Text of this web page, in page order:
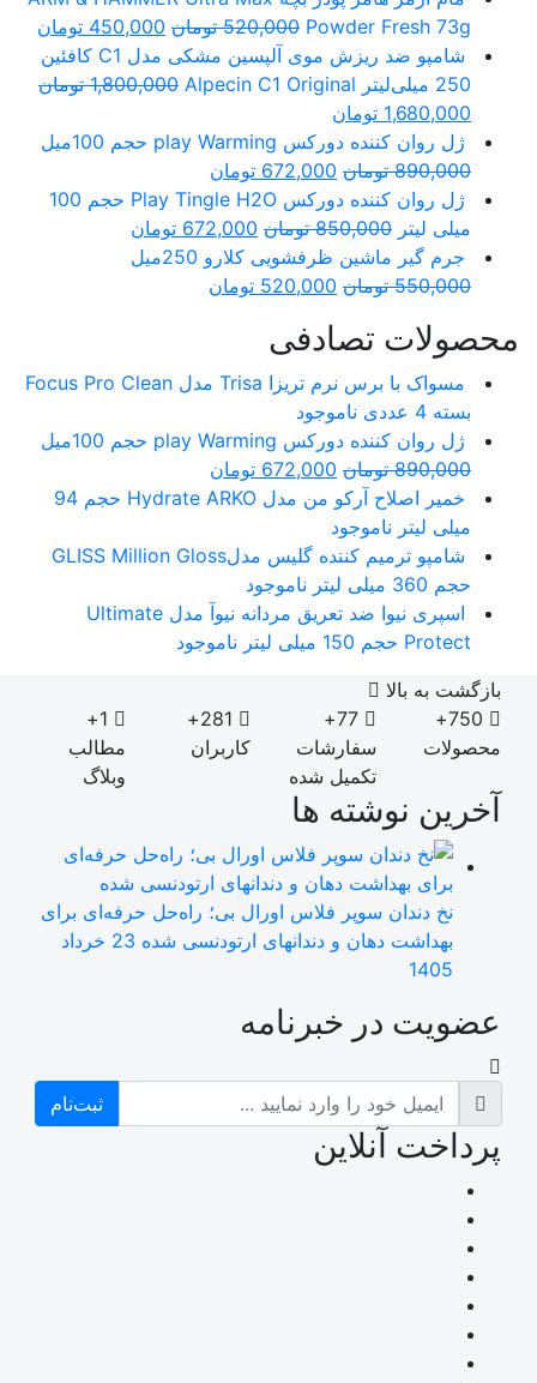
Powder Fresh 73g
520,000 تومان 450,000 تومان
شامپو ضد ریزش موی آلپسین مشکی مدل C1 کافئین
250 میلی‌لیتر Alpecin C1 Original
1,800,000 تومان
1,680,000 تومان
ژل روان کننده دورکس play Warming حجم 100میل
890,000 تومان 672,000 تومان
ژل روان کننده دورکس Play Tingle H2O حجم 100
میلی لیتر850,000 تومان 672,000 تومان
جرم گیر ماشین ظرفشویی کلارو 250میل
550,000 تومان 520,000 تومان
محصولات تصادفی
مسواک با برس نرم تریزا Trisa مدل Focus Pro Clean
بسته 4 عددی
ناموجود
ژل روان کننده دورکس play Warming حجم 100میل
890,000 تومان 672,000 تومان
خمیر اصلاح آرکو من مدل Hydrate ARKO حجم 94
میلی لیترناموجود
شامپو ترمیم کننده گلیس مدلGLISS Million Gloss
حجم 360 میلی لیتر
ناموجود
اسپری نیوا ضد تعریق مردانه نیوآ مدل Ultimate
Protect حجم 150 میلی لیتر
ناموجود
بازگشت به بالا
750+
محصولات
77+
سفارشات
تکمیل شده
281+
کاربران
1+
مطالب
وبلاگ
آخرین نوشته ها
نخ دندان سوپر فلاس اورال بی؛ راه‌حل حرفه‌ای برای
بهداشت دهان و دندانهای ارتودنسی شده
23 خرداد
1405
عضویت در خبرنامه
ثبت‌نام
پرداخت آنلاین